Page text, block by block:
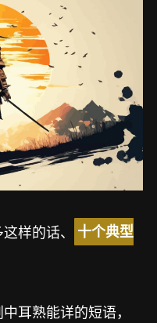
样的话、
十个典型
耳熟能详的短语，